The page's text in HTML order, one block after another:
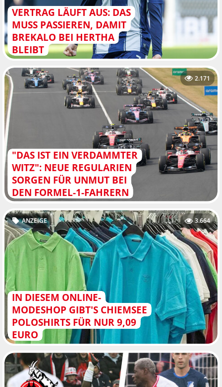
VERTRAG LÄUFT AUS: DAS
MUSS PASSIEREN, DAMIT
BREKALO BEI HERTHA
BLEIBT
"DAS IST EIN VERDAMMTER
WITZ": NEUE REGULARIEN
SORGEN FÜR UNMUT BEI
DEN FORMEL-1-FAHRERN
2.171
IN DIESEM ONLINE-
MODESHOP GIBT'S CHIEMSEE
POLOSHIRTS FÜR NUR 9,09
EURO
ANZEIGE 3.664